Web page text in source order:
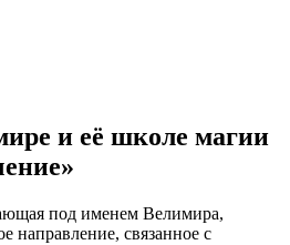
и её школе магии
под именем Велимира,
направление, связанное с